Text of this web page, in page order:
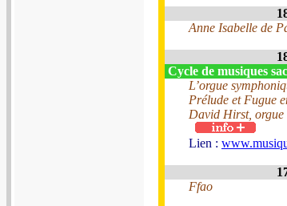
Anne Isabelle de
Cycle de musiques
L’orgue
Prélude et Fugue
David Hirst, orgue
Lien :
Ffao